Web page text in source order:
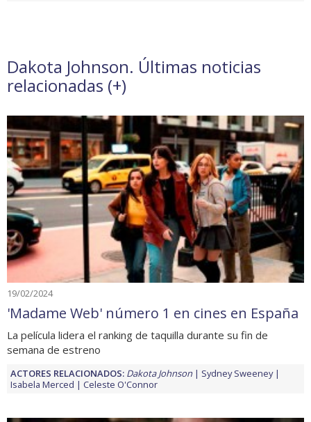
Dakota Johnson. Últimas noticias
relacionadas (+)
19/02/2024
'Madame Web' número 1 en cines en España
La película lidera el ranking de taquilla durante su fin de
semana de estreno
ACTORES RELACIONADOS: Dakota Johnson
Sydney Sweeney
Isabela Merced
Celeste O'Connor